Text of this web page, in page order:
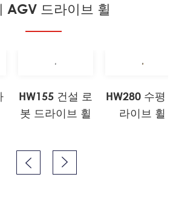
AGV 드라이브 휠
HW155 건설 로
봇 드라이브 휠
HW280 수평 드
라이브 휠
 